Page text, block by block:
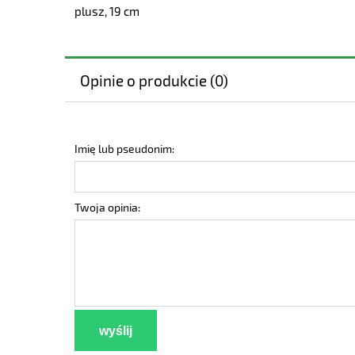
plusz, 19 cm
Opinie o produkcie (0)
Imię lub pseudonim:
Twoja opinia:
wyślij